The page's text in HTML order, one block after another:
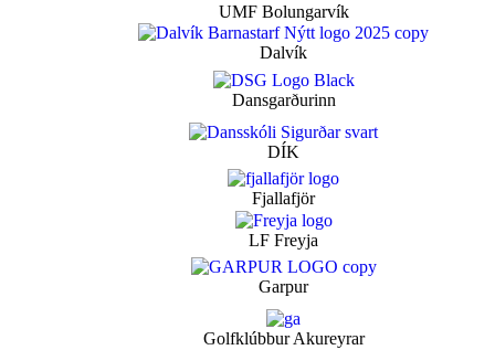
UMF Bolungarvík
Dalvík
Dansgarðurinn
DÍK
Fjallafjör
LF Freyja
Garpur
Golfklúbbur Akureyrar